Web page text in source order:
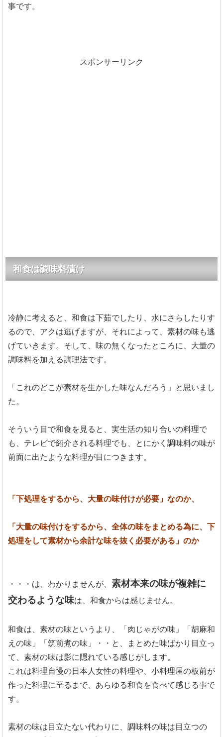
事です。
スポンサーリンク
和食は調味料漬け
冷静に考えると、和食は下茹でしたり、水にさらしたりす
るので、アクは逃げますが、それによって、素材の味も逃
げていきます。そして、味の無くなったところに、大量の
調味料を加える調理法です。
「これのどこが素材を生かした味なんだろう」と思いまし
た。
そういう目で和食を見ると、実生活の知り合いの料理で
も、テレビで紹介される料理でも、とにかく調味料の味が
前面に出たような料理が目につきます。
「下処理をするから、大量の味付けが必要」なのか、
「大量の味付けをするから、全体の味をまとめる為に、下
処理をして素材から余計な味を抜く必要がある」のか
・・・は、わかりませんが、 素材本来の味が複雑に
交わるような味は、和食からは感じません。
和食は、素材の味というより、「肉じゃがの味」「胡麻和
えの味」「筑前煮の味」・・と、まとめた味ばかり目立っ
て、素材の味は影に隠れている感じがします。
これは料理自慢の日本人女性の料理や、小料理屋の板前が
作った料理に至るまで、あらゆる和食を食べて感じる事で
す。
素材の味は目立たない代わりに、調味料の味は目立つの